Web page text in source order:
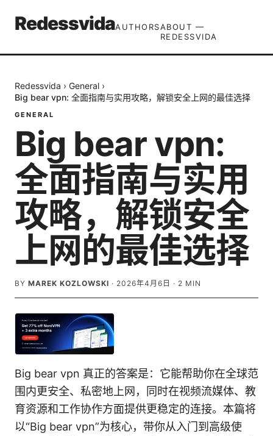
RedessvidaAUTHORSABOUT —
REDESSVIDA
Redessvida › General ›
Big bear vpn: 全面指南与实用攻略，解锁安全上网的最佳选择
GENERAL
Big bear vpn:
全面指南与实用
攻略，解锁安全
上网的最佳选择
BY MAREK KOZLOWSKI · 2026年4月6日 · 2 MIN
Big bear vpn 真正的答案是：它能帮助你在全球范
围内更安全、私密地上网，同时在视频流媒体、教
育资源和工作协作方面提供更稳定的连接。本篇将
以“Big bear vpn”为核心，带你从入门到高级使